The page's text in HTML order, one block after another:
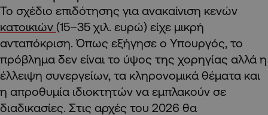
Το σχέδιο επιδότησης για ανακαίνιση κενών
κατοικιών (15–35 χιλ. ευρώ) είχε μικρή
ανταπόκριση. Όπως εξήγησε ο Υπουργός, το
πρόβλημα δεν είναι το ύψος της χορηγίας αλλά η
έλλειψη συνεργείων, τα κληρονομικά θέματα και
η απροθυμία ιδιοκτητών να εμπλακούν σε
διαδικασίες. Στις αρχές του 2026 θα